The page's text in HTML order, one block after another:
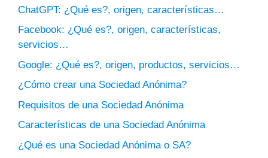
ChatGPT: ¿Qué es?, origen, características…
Facebook: ¿Qué es?, origen, características,
servicios…
Google: ¿Qué es?, origen, productos, servicios…
¿Cómo crear una Sociedad Anónima?
Requisitos de una Sociedad Anónima
Características de una Sociedad Anónima
¿Qué es una Sociedad Anónima o SA?